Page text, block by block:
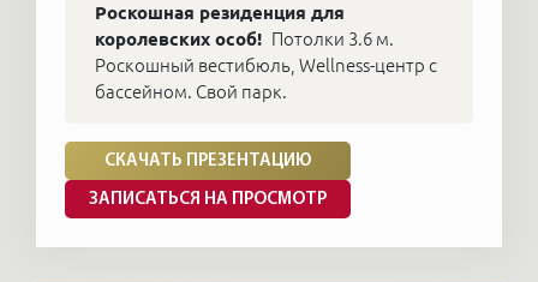
Роскошная резиденция для
королевских особ! Потолки 3.6 м.
Роскошный вестибюль, Wellness-центр с
бассейном. Свой парк.
СКАЧАТЬ ПРЕЗЕНТАЦИЮ
ЗАПИСАТЬСЯ НА ПРОСМОТР